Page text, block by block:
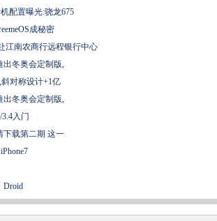
配置曝光:骁龙675
成秘密
江南农商行远程银行中心
出冬奥会定制版,
对称设计+1亿
出冬奥会定制版,
入门
下载第二期 这一
Droid